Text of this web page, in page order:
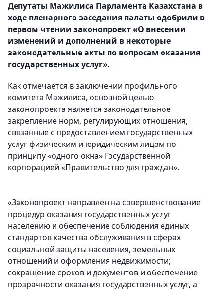
Депутаты Мажилиса Парламента Казахстана в
ходе пленарного заседания палаты одобрили в
первом чтении законопроект «О внесении
изменений и дополнений в некоторые
законодательные акты по вопросам оказания
государственных услуг».
Как отмечается в заключении профильного
комитета Мажилиса, основной целью
законопроекта является законодательное
закрепление норм, регулирующих отношения,
связанные с предоставлением государственных
услуг физическим и юридическим лицам по
принципу «одного окна» Государственной
корпорацией «Правительство для граждан».
«Законопроект направлен на совершенствование
процедур оказания государственных услуг
населению и обеспечение соблюдения единых
стандартов качества обслуживания в сферах
социальной защиты населения, земельных
отношений и оформления недвижимости;
сокращение сроков и документов и обеспечение
прозрачности оказания государственных услуг, а